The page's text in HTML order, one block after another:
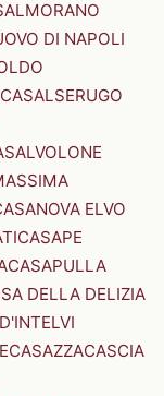
DI NAPOLI
CASALSERUGO
ELVO
CASAPE
CASAPULLA
DELLA DELIZIA
CASAZZACASCIA